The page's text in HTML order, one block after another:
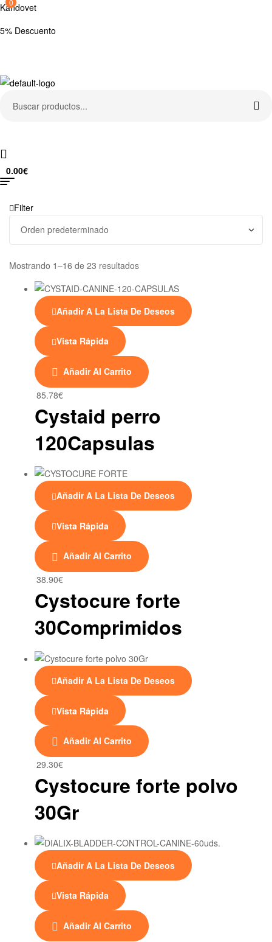
Kandovet
5% Descuento
0
0.00€
Menu
Filter
Mostrando 1–16 de 23 resultados
Añadir A La Lista De Deseos
Vista Rápida
Añadir Al Carrito
85.78€
Cystaid perro
120Capsulas
Añadir A La Lista De Deseos
Vista Rápida
Añadir Al Carrito
38.90€
Cystocure forte
30Comprimidos
Añadir A La Lista De Deseos
Vista Rápida
Añadir Al Carrito
29.30€
Cystocure forte polvo
30Gr
Añadir A La Lista De Deseos
Vista Rápida
Añadir Al Carrito